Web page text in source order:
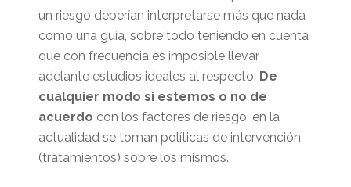
un riesgo deberían interpretarse más que nada
como una guía, sobre todo teniendo en cuenta
que con frecuencia es imposible llevar
adelante estudios ideales al respecto. De
cualquier modo si estemos o no de
acuerdo con los factores de riesgo, en la
actualidad se toman políticas de intervención
(tratamientos) sobre los mismos.